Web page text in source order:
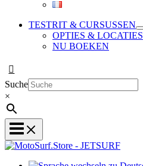
TESTRIT & CURSUSSEN
OPTIES & LOCATIES
NU BOEKEN
Suche
×